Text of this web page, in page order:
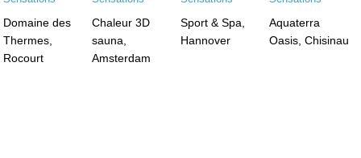
Domaine des
Thermes,
Rocourt
Chaleur 3D
sauna,
Amsterdam
Sport & Spa,
Hannover
Aquaterra
Oasis, Chisinau